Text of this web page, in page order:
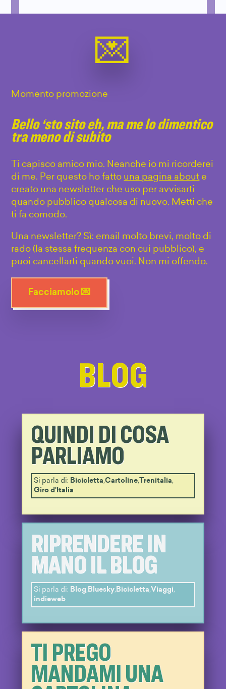
Momento promozione
Bello ‘sto sito eh, ma me lo dimentico
tra meno di subito
Ti capisco amico mio. Neanche io mi ricorderei
di me. Per questo ho fatto una pagina about e
creato una newsletter che uso per avvisarti
quando pubblico qualcosa di nuovo. Metti che
ti fa comodo.
Una newsletter? Sì: email molto brevi, molto di
rado (la stessa frequenza con cui pubblico), e
puoi cancellarti quando vuoi. Non mi offendo.
Facciamolo 💌
BLOG
QUINDI DI COSA
PARLIAMO
Si parla di: Bicicletta,Cartoline,Trenitalia,
Giro d'Italia
RIPRENDERE IN
MANO IL BLOG
Si parla di: Blog, Bluesky, Bicicletta,Viaggi,
indieweb
TI PREGO
MANDAMI UNA